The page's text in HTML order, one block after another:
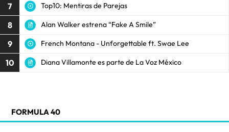
7 Top10: Mentiras de Parejas
8 Alan Walker estrena “Fake A Smile”
9 French Montana - Unforgettable ft. Swae Lee
10 Diana Villamonte es parte de La Voz México
FORMULA 40